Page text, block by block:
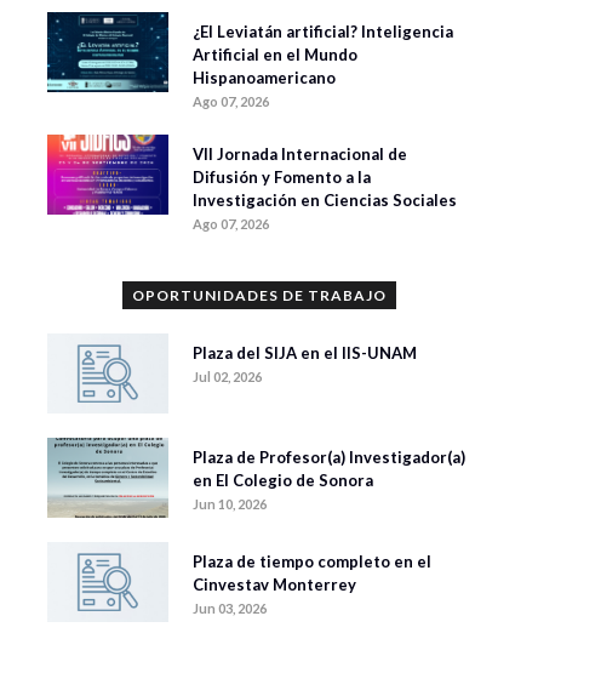
¿El Leviatán artificial? Inteligencia
Artificial en el Mundo
Hispanoamericano
Ago 07, 2026
VII Jornada Internacional de
Difusión y Fomento a la
Investigación en Ciencias Sociales
Ago 07, 2026
OPORTUNIDADES DE TRABAJO
Plaza del SIJA en el IIS-UNAM
Jul 02, 2026
Plaza de Profesor(a) Investigador(a)
en El Colegio de Sonora
Jun 10, 2026
Plaza de tiempo completo en el
Cinvestav Monterrey
Jun 03, 2026